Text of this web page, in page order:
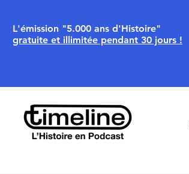
L'émission "5.000 ans d'Histoire"
gratuite et illimitée pendant 30 jours !